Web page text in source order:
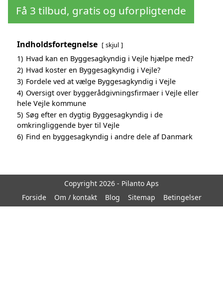
Få 3 tilbud, gratis og uforpligtende
Indholdsfortegnelse skjul
1) Hvad kan en Byggesagkyndig i Vejle hjælpe med?
2) Hvad koster en Byggesagkyndig i Vejle?
3) Fordele ved at vælge Byggesagkyndig i Vejle
4) Oversigt over byggerådgivningsfirmaer i Vejle eller
hele Vejle kommune
5) Søg efter en dygtig Byggesagkyndig i de
omkringliggende byer til Vejle
6) Find en byggesagkyndig i andre dele af Danmark
Copyright 2026 - Pilanto Aps
Forside
Om / kontakt Blog Sitemap Betingelser